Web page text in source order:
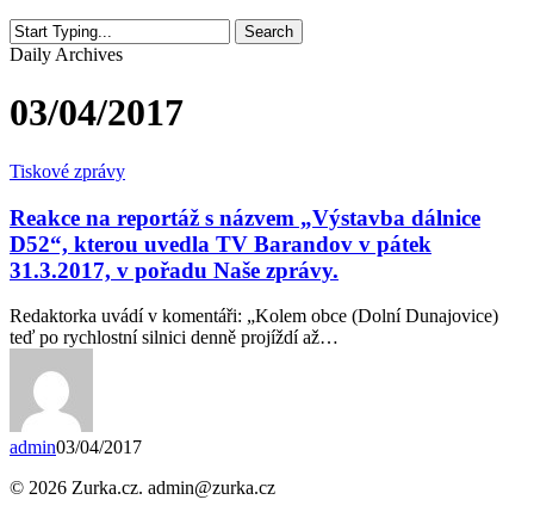
Search
Close
Daily Archives
03/04/2017
Reakce
reportáž
s
názvem
„Výstavba
D52“,
kterou
TV
Barandov
v
pátek
v
Tiskové zprávy
Reakce na reportáž s názvem „Výstavba dálnice
D52“, kterou uvedla TV Barandov v pátek
31.3.2017, v pořadu Naše zprávy.
Redaktorka uvádí v komentáři: „Kolem obce (Dolní Dunajovice)
teď po rychlostní silnici denně projíždí až…
admin03/04/2017
© 2026 Zurka.cz. admin@zurka.cz